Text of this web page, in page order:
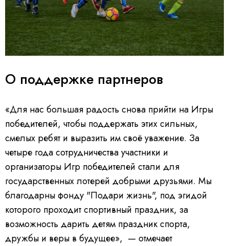
О поддержке партнеров
«Для нас большая радость снова прийти на Игры
победителей, чтобы поддержать этих сильных,
смелых ребят и выразить им своё уважение. За
четыре года сотрудничества участники и
организаторы Игр победителей стали для
государственных лотерей добрыми друзьями. Мы
благодарны фонду "Подари жизнь", под эгидой
которого проходит спортивный праздник, за
возможность дарить детям праздник спорта,
дружбы и веры в будущее», — отмечает